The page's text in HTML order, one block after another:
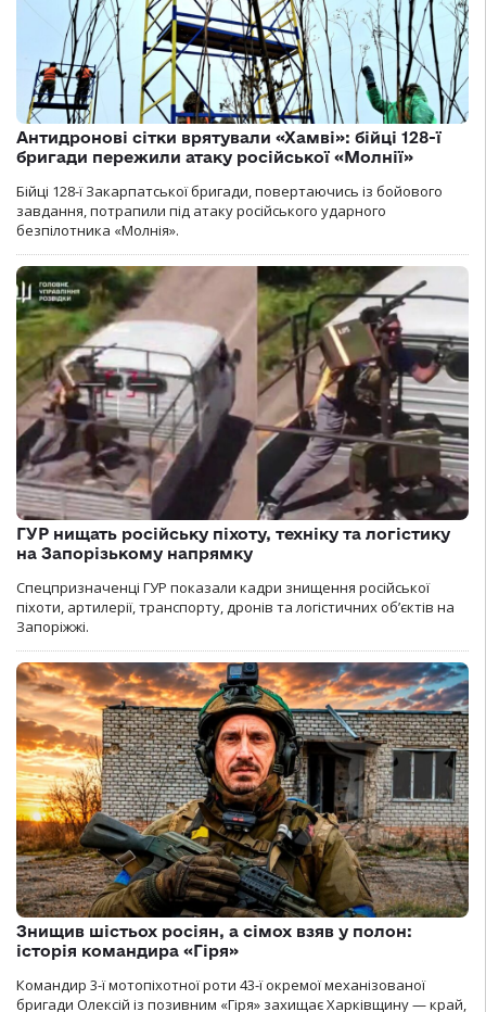
Антидронові сітки врятували «Хамві»: бійці 128-ї
бригади пережили атаку російської «Молнії»
Бійці 128-ї Закарпатської бригади, повертаючись із бойового
завдання, потрапили під атаку російського ударного
безпілотника «Молнія».
ГУР нищать російську піхоту, техніку та логістику
на Запорізькому напрямку
Спецпризначенці ГУР показали кадри знищення російської
піхоти, артилерії, транспорту, дронів та логістичних об’єктів на
Запоріжжі.
Знищив шістьох росіян, а сімох взяв у полон:
історія командира «Гіря»
Командир 3-ї мотопіхотної роти 43-ї окремої механізованої
бригади Олексій із позивним «Гіря» захищає Харківщину — край,